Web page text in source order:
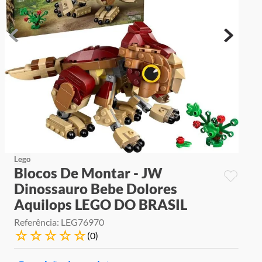
Lego
Blocos De Montar - JW
Dinossauro Bebe Dolores
Aquilops LEGO DO BRASIL
Referência: LEG76970
☆☆☆☆☆(0)
9º
jogos
10º rainbow high